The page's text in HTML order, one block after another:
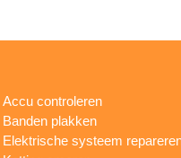
Accu controleren
Banden plakken
Elektrische systeem